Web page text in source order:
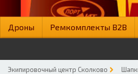
Дроны Ремкомплекты B2B
Экипировочный центр Сколково